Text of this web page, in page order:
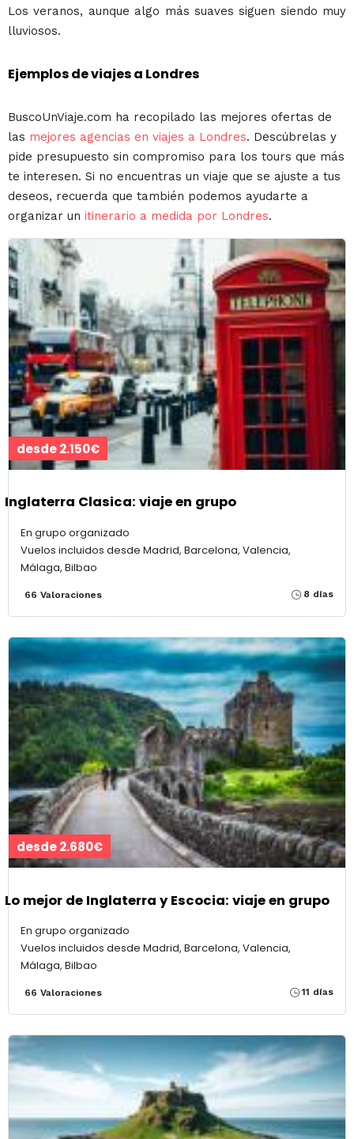
Los veranos, aunque algo más suaves siguen siendo muy
lluviosos.
Ejemplos de viajes a Londres
BuscoUnViaje.com ha recopilado las mejores ofertas de
las mejores agencias en viajes a Londres. Descúbrelas y
pide presupuesto sin compromiso para los tours que más
te interesen. Si no encuentras un viaje que se ajuste a tus
deseos, recuerda que también podemos ayudarte a
organizar un itinerario a medida por Londres.
desde 2.150€
Inglaterra Clasica: viaje en grupo
En grupo organizado
Vuelos incluidos desde Madrid, Barcelona, Valencia,
Málaga, Bilbao
66 Valoraciones 8 días
desde 2.680€
Lo mejor de Inglaterra y Escocia: viaje en grupo
En grupo organizado
Vuelos incluidos desde Madrid, Barcelona, Valencia,
Málaga, Bilbao
66 Valoraciones 11 días